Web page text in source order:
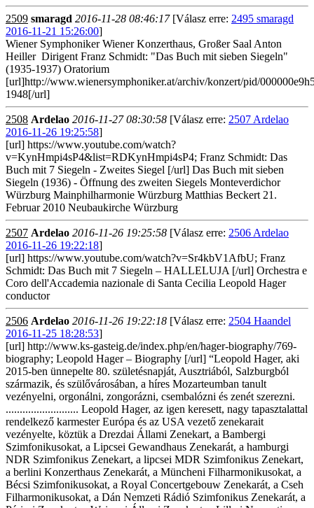
2509 smaragd 2016-11-28 08:46:17[Válasz erre: 2495 smaragd
2016-11-21 15:26:00]
Wiener Symphoniker Wiener Konzerthaus, Großer Saal Anton
Heiller Dirigent Franz Schmidt: "Das Buch mit sieben Siegeln"
(1935-1937) Oratorium
[url]http://www.wienersymphoniker.at/archiv/konzert/pid/
1948[/url]
2508 Ardelao 2016-11-27 08:30:58 [Válasz erre: 2507 Ardelao
2016-11-26 19:25:58]
[url] https://www.youtube.com/watch?
v=KynHmpi4sP4&list=RDKynHmpi4sP4; Franz Schmidt: Das
Buch mit 7 Siegeln - Zweites Siegel [/url] Das Buch mit sieben
Siegeln (1936) - Öffnung des zweiten Siegels Monteverdichor
Würzburg Mainphilharmonie Würzburg Matthias Beckert 21.
Februar 2010 Neubaukirche Würzburg
2507 Ardelao 2016-11-26 19:25:58 [Válasz erre: 2506 Ardelao
2016-11-26 19:22:18]
[url] https://www.youtube.com/watch?v=Sr4kbV1AfbU; Franz
Schmidt: Das Buch mit 7 Siegeln – HALLELUJA [/url] Orchestra e
Coro dell'Accademia nazionale di Santa Cecilia Leopold Hager
conductor
2506 Ardelao 2016-11-26 19:22:18 [Válasz erre: 2504 Haandel
2016-11-25 18:28:53]
[url] http://www.ks-gasteig.de/index.php/en/hager-biography/769-
biography; Leopold Hager – Biography [/url] “Leopold Hager, aki
2015-ben ünnepelte 80. születésnapját, Ausztriából, Salzburgból
származik, és szülővárosában, a híres Mozarteumban tanult
vezényelni, orgonálni, zongorázni, csembalózni és zenét szerezni.
.......................... Leopold Hager, az igen keresett, nagy tapasztalattal
rendelkező karmester Európa és az USA vezető zenekarait
vezényelte, köztük a Drezdai Állami Zenekart, a Bambergi
Szimfonikusokat, a Lipcsei Gewandhaus Zenekarát, a hamburgi
NDR Szimfonikus Zenekart, a lipcsei MDR Szimfonikus Zenekart,
a berlini Konzerthaus Zenekarát, a Müncheni Filharmonikusokat, a
Bécsi Szimfonikusokat, a Royal Concertgebouw Zenekarát, a Cseh
Filharmonikusokat, a Dán Nemzeti Rádió Szimfonikus Zenekarát, a